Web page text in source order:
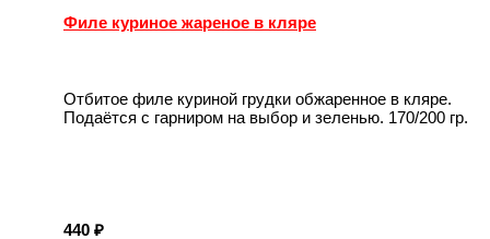
Филе куриное жареное в кляре
Отбитое филе куриной грудки обжаренное в кляре.
Подаётся с гарниром на выбор и зеленью. 170/200 гр.
440